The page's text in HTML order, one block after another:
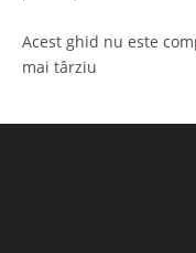
Acest ghid nu este
mai târziu